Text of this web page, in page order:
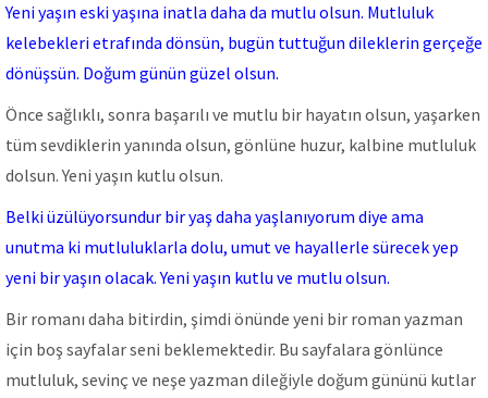
Yeni yaşın eski yaşına inatla daha da mutlu olsun. Mutluluk
kelebekleri etrafında dönsün, bugün tuttuğun dileklerin gerçeğe
dönüşsün. Doğum günün güzel olsun.
Önce sağlıklı, sonra başarılı ve mutlu bir hayatın olsun, yaşarken
tüm sevdiklerin yanında olsun, gönlüne huzur, kalbine mutluluk
dolsun. Yeni yaşın kutlu olsun.
Belki üzülüyorsundur bir yaş daha yaşlanıyorum diye ama
unutma ki mutluluklarla dolu, umut ve hayallerle sürecek yep
yeni bir yaşın olacak. Yeni yaşın kutlu ve mutlu olsun.
Bir romanı daha bitirdin, şimdi önünde yeni bir roman yazman
için boş sayfalar seni beklemektedir. Bu sayfalara gönlünce
mutluluk, sevinç ve neşe yazman dileğiyle doğum gününü kutlar